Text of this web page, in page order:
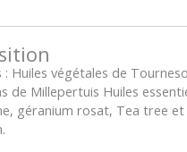
Huiles végétales de
de Millepertuis Huiles
géranium rosat, Tea tree